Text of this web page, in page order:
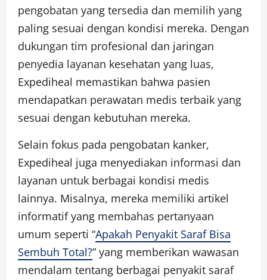
pengobatan yang tersedia dan memilih yang
paling sesuai dengan kondisi mereka. Dengan
dukungan tim profesional dan jaringan
penyedia layanan kesehatan yang luas,
Expediheal memastikan bahwa pasien
mendapatkan perawatan medis terbaik yang
sesuai dengan kebutuhan mereka.
Selain fokus pada pengobatan kanker,
Expediheal juga menyediakan informasi dan
layanan untuk berbagai kondisi medis
lainnya. Misalnya, mereka memiliki artikel
informatif yang membahas pertanyaan
umum seperti “Apakah Penyakit Saraf Bisa
Sembuh Total?” yang memberikan wawasan
mendalam tentang berbagai penyakit saraf